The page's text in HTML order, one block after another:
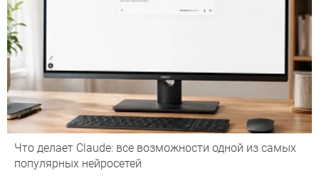
Что делает Сlaude: все возможности одной из самых
популярных нейросетей